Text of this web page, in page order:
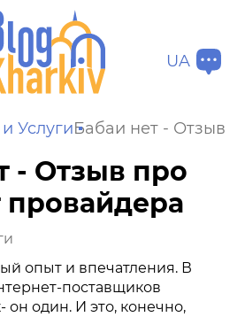
UA
УслугиБабаи нет - Отзыв
- Отзыв про
провайдера
опыт и впечатления. В
поставщиков
он один. И это, конечно,